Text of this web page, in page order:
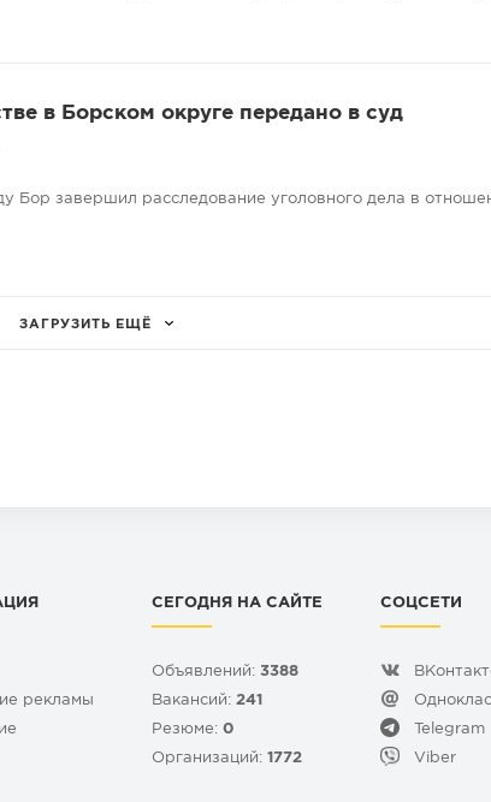
в Борском округе передано в суд
Бор завершил расследование уголовного дела в
ЗАГРУЗИТЬ ЕЩЁ
рекламы
СЕГОДНЯ НА САЙТЕ
Объявлений: 3388
Вакансий: 241
Резюме: 0
Организаций: 1772
СОЦСЕТИ
Telegram
Viber